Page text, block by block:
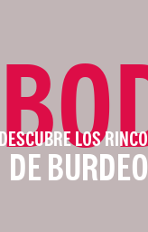
DESCUBRE LOS
DE